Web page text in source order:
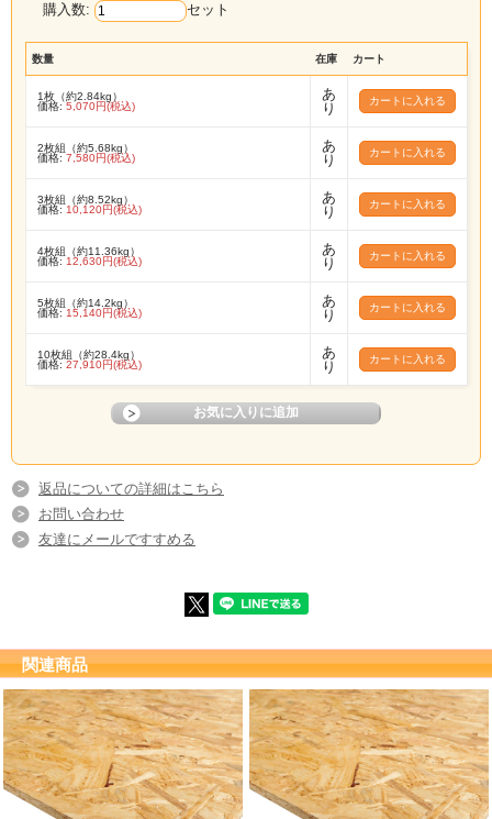
購入数: セット
数量 在庫 カート
1枚（約2.84kg）
価格:5,070円(税込)
あ
り
2枚組（約5.68kg）
価格: 7,580円(税込)
あ
り
3枚組（約8.52kg）
価格: 10,120円(税込)
あ
り
4枚組（約11.36kg）
価格: 12,630円(税込)
あ
り
5枚組（約14.2kg）
価格: 15,140円(税込)
あ
り
10枚組（約28.4kg）
価格: 27,910円(税込)
あ
り
返品についての詳細はこちら
お問い合わせ
友達にメールですすめる
関連商品